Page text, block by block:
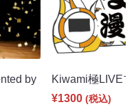
by
Kiwami極LIVE
¥1300 (税込)